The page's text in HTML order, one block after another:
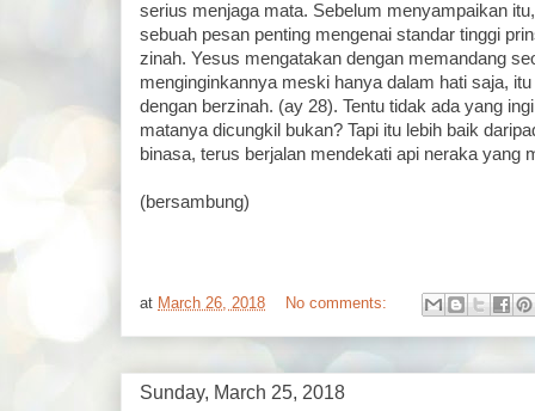
serius menjaga mata. Sebelum menyampaikan
sebuah pesan penting mengenai standar tinggi
zinah. Yesus mengatakan dengan memandang
menginginkannya meski hanya dalam hati saja,
dengan berzinah. (ay 28). Tentu tidak ada yang
matanya dicungkil bukan? Tapi itu lebih baik
binasa, terus berjalan mendekati api neraka yang
(bersambung)
at March 26, 2018 No comments:
Sunday, March 25, 2018